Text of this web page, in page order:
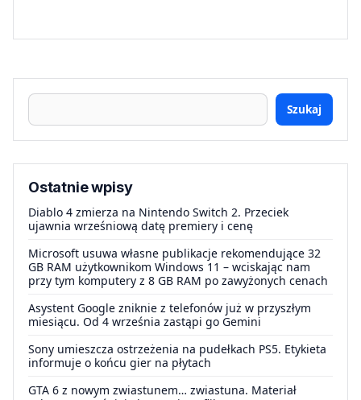
Szukaj
Ostatnie wpisy
Diablo 4 zmierza na Nintendo Switch 2. Przeciek
ujawnia wrześniową datę premiery i cenę
Microsoft usuwa własne publikacje rekomendujące 32
GB RAM użytkownikom Windows 11 – wciskając nam
przy tym komputery z 8 GB RAM po zawyżonych cenach
Asystent Google zniknie z telefonów już w przyszłym
miesiącu. Od 4 września zastąpi go Gemini
Sony umieszcza ostrzeżenia na pudełkach PS5. Etykieta
informuje o końcu gier na płytach
GTA 6 z nowym zwiastunem… zwiastuna. Materiał